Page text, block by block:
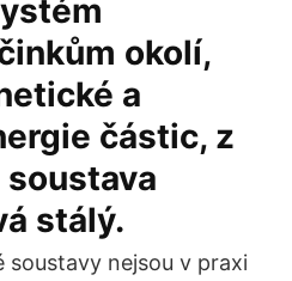
okolí,
a
částic, z
stálý.
soustavy nejsou v praxi